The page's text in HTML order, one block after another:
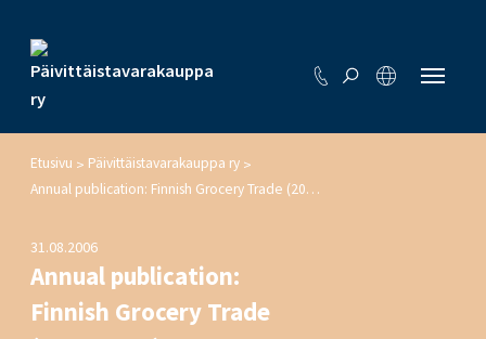
Etusivu > Päivittäistavarakauppa ry >
Annual publication: Finnish Grocery Trade (2006-2007)
31.08.2006
Annual publication:
Finnish Grocery Trade